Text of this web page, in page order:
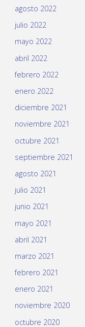
agosto 2022
julio 2022
mayo 2022
abril 2022
febrero 2022
enero 2022
diciembre 2021
noviembre 2021
octubre 2021
septiembre 2021
agosto 2021
julio 2021
junio 2021
mayo 2021
abril 2021
marzo 2021
febrero 2021
enero 2021
noviembre 2020
octubre 2020